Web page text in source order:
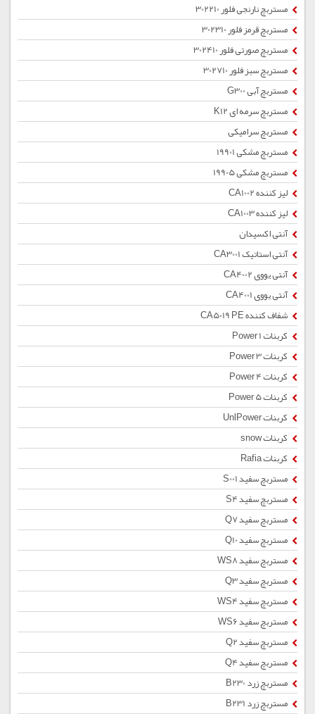
مستربچ نارنجی فلور 302210
مستربچ قرمز فلور 302310
مستربچ صورتی فلور 302410
مستربچ سبز فلور 302710
مستربچ آبی G300
مستربچ سرمه ای K12
مستربچ سرامیکی
مستربچ مشکی 19901
مستربچ مشکی 19905
لیز کننده CA1002
لیز کننده CA1003
آنتی اکسیدان
آنتی استاتیک CA3001
آنتی یووی CA4002
آنتی یووی CA4001
شفاف کننده CA5019 PE
کربنات Power 1
کربنات Power 3
کربنات Power 4
کربنات Power 5
کربنات UnlPower
کربنات snow
کربنات Rafia
مستربچ سفید S001
مستربچ سفید S4
مستربچ سفید Q7
مستربچ سفید Q10
مستربچ سفید WS8
مستربچ سفید Q3
مستربچ سفید WS4
مستربچ سفید WS6
مستربچ سفید Q2
مستربچ سفید Q4
مستربچ زرد B230
مستربچ زرد B231